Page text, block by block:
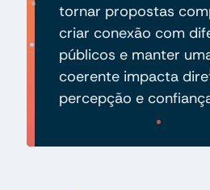
tornar propostas
criar conexão com
públicos e manter
coerente impacta
percepção e